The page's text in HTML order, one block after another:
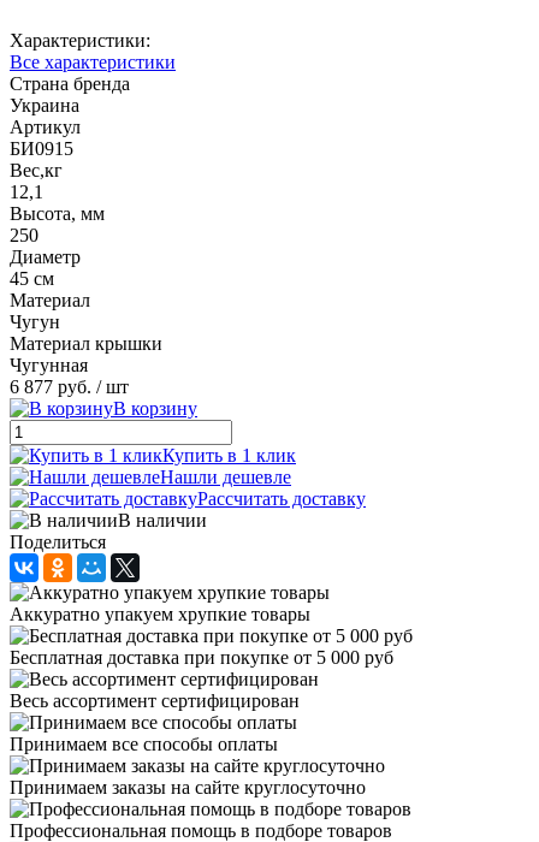
Характеристики:
Все характеристики
Страна бренда
Украина
Артикул
БИ0915
Вес,кг
12,1
Высота, мм
250
Диаметр
45 см
Материал
Чугун
Материал крышки
Чугунная
6 877 руб. / шт
В корзину
Купить в 1 клик
Нашли дешевле
Рассчитать доставку
В наличии
Поделиться
Аккуратно упакуем хрупкие товары
Бесплатная доставка при покупке от 5 000 руб
Весь ассортимент сертифицирован
Принимаем все способы оплаты
Принимаем заказы на сайте круглосуточно
Профессиональная помощь в подборе товаров